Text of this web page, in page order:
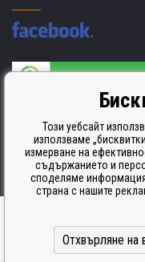
Производителят на
ISO 9001. ISO 14001 и STMC.
Този уебсайт
използваме
измерване на
съдържанието и
споделяме
страна с нашите
Отхвърляне на